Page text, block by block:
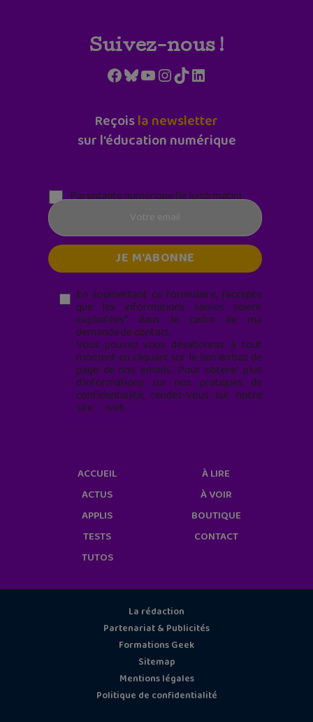
Suivez-nous !
Facebook
Bluesky
YouTube
Instagram
TikTokLinkedIn
Reçoisla newsletter
sur l'éducation numérique
Parentalité numérique (le lundi matin)
En soumettant ce formulaire, j’accepte
que les informations saisies soient
exploitées* dans le cadre de ma
demande de contact.
Vous pouvez vous désabonner à tout
moment en cliquant sur le lien en bas de
page de nos emails. Pour obtenir plus
d'informations sur nos pratiques de
confidentialité, rendez-vous sur notre
site web
ACCUEIL
ACTUS
APPLIS
TESTS
TUTOS
À LIRE
À VOIR
BOUTIQUE
CONTACT
La rédaction
Partenariat & Publicités
Formations Geek
Sitemap
Mentions légales
Politique de confidentialité